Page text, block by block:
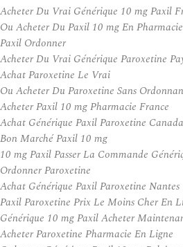
Acheter Du Vrai Générique 10 mg Paxil
Ou Acheter Du Paxil 10 mg En
Paxil Ordonner
Acheter Du Vrai Générique Paroxetine
Achat Paroxetine Le Vrai
Ou Acheter Du Paroxetine Sans
Acheter Paxil 10 mg Pharmacie France
Achat Générique Paxil Paroxetine Canada
Bon Marché Paxil 10 mg
10 mg Paxil Passer La Commande
Ordonner Paroxetine
Achat Générique Paxil Paroxetine Nantes
Paxil Paroxetine Prix Le Moins Cher En
Générique 10 mg Paxil Acheter
Acheter Paroxetine Pharmacie En Ligne